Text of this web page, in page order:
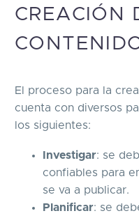
CREACIÓN
El proceso para la
cuenta con diversos
los siguientes:
Investigar: se
confiables para
se va a publicar.
Planificar: se